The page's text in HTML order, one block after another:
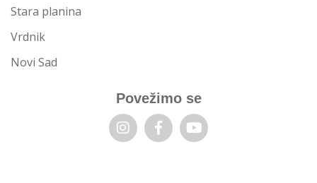
Stara planina
Vrdnik
Novi Sad
Povežimo se